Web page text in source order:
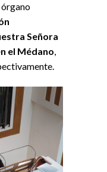
Señora
el Médano,